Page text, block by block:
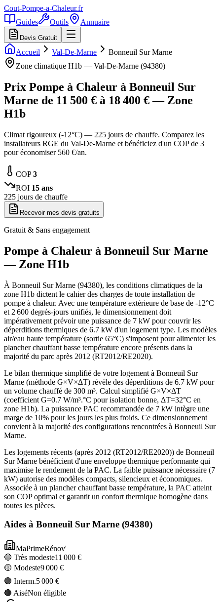
Cout-Pompe-a-Chaleur.fr
Guides
Outils Annuaire
Devis Gratuit
Accueil Val-De-Marne
Bonneuil Sur Marne
Zone climatique H1b — Val-De-Marne (94380)
Prix Pompe à Chaleur à Bonneuil Sur
Marne de 11 500 € à 18 400 € — Zone
H1b
Climat rigoureux (-12°C) — 225 jours de chauffe. Comparez les
installateurs RGE du Val-De-Marne et bénéficiez d'un COP de 3
pour économiser 560 €/an.
COP3
ROI 15 ans
225 jours de chauffe
Recevoir mes devis gratuits
Gratuit & Sans engagement
Pompe à Chaleur à Bonneuil Sur Marne
— Zone H1b
À Bonneuil Sur Marne (94380), les conditions climatiques de la
zone H1b dictent le cahier des charges de toute installation de
pompe à chaleur. Avec une température extérieure de base de -12°C
et 2 600 degrés-jours unifiés, le dimensionnement doit
impérativement prévoir une puissance de 7 kW pour couvrir les
déperditions thermiques de 6.7 kW d'un logement type. Les modèles
air/eau haute température (sortie 65°C) s'imposent pour alimenter les
plancher chauffant basse température encore présents dans la
majorité du parc après 2012 (RT2012/RE2020).
Le bilan thermique simplifié de votre logement à Bonneuil Sur
Marne (méthode G×V×ΔT) révèle des déperditions de 6.7 kW pour
un volume chauffé de 300 m³. Calcul simplifié G×V×ΔT
(coefficient G=0.7 W/m³.°C pour isolation bonne, ΔT=32°C en
zone H1b). La puissance PAC recommandée de 7 kW intègre une
marge de 10% pour les jours les plus froids. Ce dimensionnement
convient à la majorité des configurations rencontrées à Bonneuil Sur
Marne.
Les logements récents (après 2012 (RT2012/RE2020)) de Bonneuil
Sur Marne bénéficient d'une enveloppe thermique performante qui
maximise le rendement de la PAC. La faible puissance nécessaire (7
kW) autorise des modèles compacts, silencieux et économiques.
Associée à un plancher chauffant basse température, la PAC atteint
son COP optimal et garantit un confort thermique homogène dans
toutes les pièces.
Aides à Bonneuil Sur Marne (94380)
MaPrimeRénov'
🔵 Très modeste11 000 €
🟡 Modeste9 000 €
🟣 Interm.5 000 €
🔴 AiséNon éligible